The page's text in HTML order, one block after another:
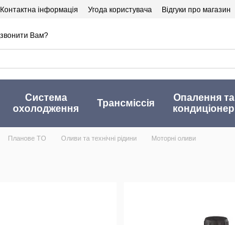
Контактна інформація Угода користувача Відгуки про магазин
Вам?
Система
охолодження
Трансміссія
Опалення та
кондиціонер
Планове ТО Оливи та технічні рідини Моторні оливи